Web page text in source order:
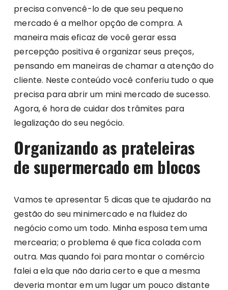
precisa convencê-lo de que seu pequeno
mercado é a melhor opção de compra. A
maneira mais eficaz de você gerar essa
percepção positiva é organizar seus preços,
pensando em maneiras de chamar a atenção do
cliente. Neste conteúdo você conferiu tudo o que
precisa para abrir um mini mercado de sucesso.
Agora, é hora de cuidar dos trâmites para
legalização do seu negócio.
Organizando as prateleiras
de supermercado em blocos
Vamos te apresentar 5 dicas que te ajudarão na
gestão do seu minimercado e na fluidez do
negócio como um todo. Minha esposa tem uma
mercearia; o problema é que fica colada com
outra. Mas quando foi para montar o comércio
falei a ela que não daria certo e que a mesma
deveria montar em um lugar um pouco distante